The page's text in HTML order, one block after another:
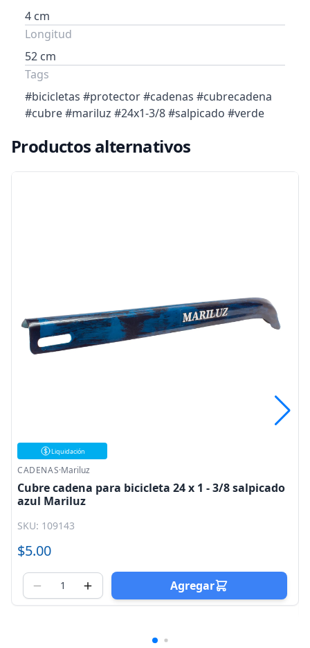
4 cm
Longitud
52 cm
Tags
#bicicletas #protector #cadenas #cubrecadena
#cubre #mariluz #24x1-3/8 #salpicado #verde
Productos alternativos
- 3/8 salpicado
Cubre cadena para bicicleta 24 x 1
Agregar